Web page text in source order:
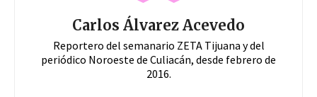
Carlos Álvarez Acevedo
Reportero del semanario ZETA Tijuana y del
periódico Noroeste de Culiacán, desde febrero de
2016.